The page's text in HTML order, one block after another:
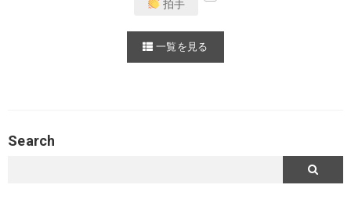
拍手
一覧を見る
Search